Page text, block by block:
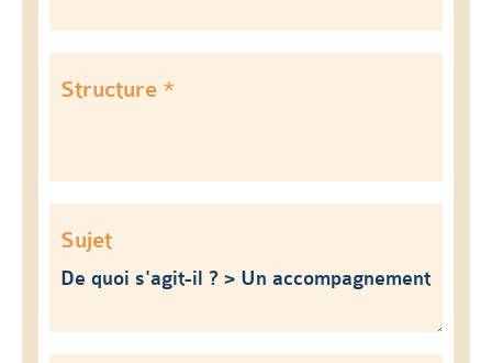
Structure *
Sujet